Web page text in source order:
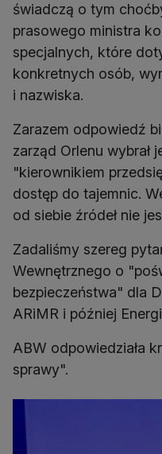
świadczą o tym
prasowego ministra
specjalnych, które
konkretnych osób,
i nazwiska.
Zarazem odpowiedź
zarząd Orlenu wybrał
"kierownikiem
dostęp do tajemnic.
od siebie źródeł nie
Zadaliśmy szereg
Wewnętrznego o
bezpieczeństwa" dla
ARiMR i później
ABW odpowiedziała
sprawy".